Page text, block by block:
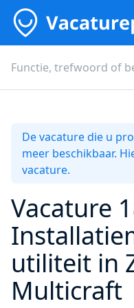
De vacature die u
meer beschikbaar.
vacature.
Vacature
utiliteit in
Multicraft